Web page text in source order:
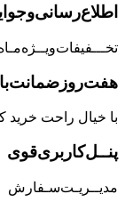
با خیال راحت خرید
پنــل‌کاربری‌قوی
مدیــریـت‌سـفارش